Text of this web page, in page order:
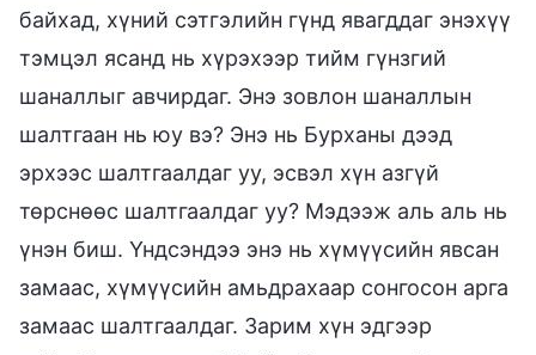
байхад, хүний сэтгэлийн гүнд явагддаг энэхүү
тэмцэл ясанд нь хүрэхээр тийм гүнзгий
шаналлыг авчирдаг. Энэ зовлон шаналлын
шалтгаан нь юу вэ? Энэ нь Бурханы дээд
эрхээс шалтгаалдаг уу, эсвэл хүн азгүй
төрснөөс шалтгаалдаг уу? Мэдээж аль аль нь
үнэн биш. Үндсэндээ энэ нь хүмүүсийн явсан
замаас, хүмүүсийн амьдрахаар сонгосон арга
замаас шалтгаалдаг. Зарим хүн эдгээр